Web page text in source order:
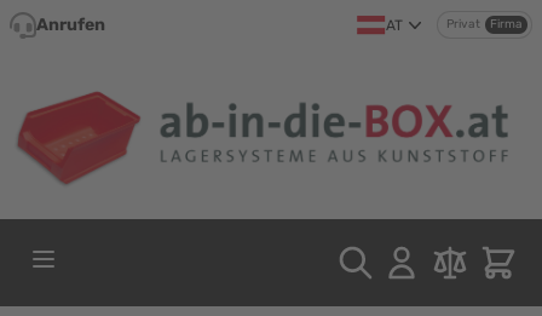
Direkt zum Inhalt
Anrufen AT Privat Firma